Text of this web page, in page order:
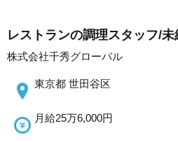
レストランの調理スタッフ/未
株式会社千秀グローバル
東京都 世田谷区
月給25万6,000円